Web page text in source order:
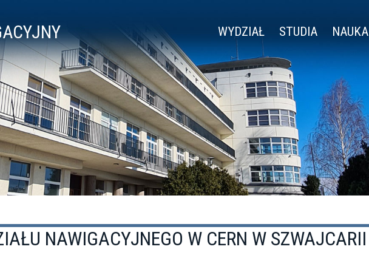
WYDZIAŁ STUDIA NAUKA
NAWIGACYJNEGO W CERN W SZWAJCARII